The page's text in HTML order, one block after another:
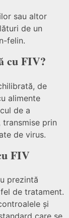
sau altor
de un
felin.
cu FIV?
de
alimente
de a
prin
de virus.
FIV
prezintă
de tratament.
și
care se